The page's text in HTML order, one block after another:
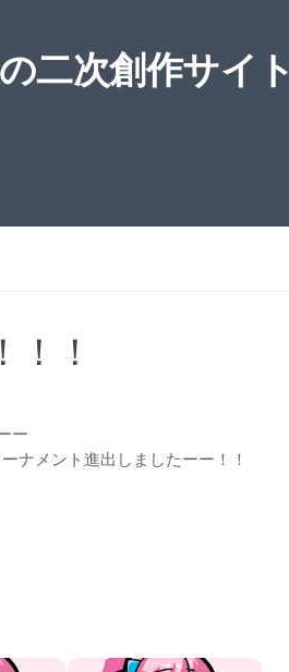
二次創作サイト
！！
ー
ナメント進出しましたーー！！